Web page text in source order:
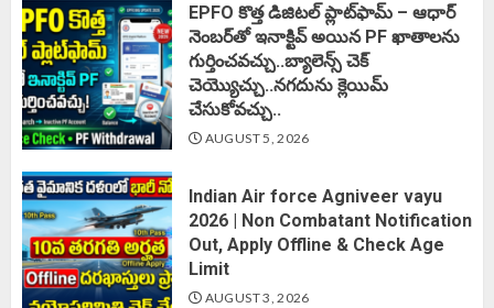
EPFO కొత్త డిజిటల్ ప్లాట్‌ఫామ్‌ – ఆధార్
నెంబర్‌తో ఇనాక్టివ్ అయిన PF ఖాతాలను
గుర్తించవచ్చు..బ్యాలెన్స్ చెక్
చెయ్యొచ్చు..నగదును క్లెయిమ్
చేసుకోవచ్చు..
AUGUST 5, 2026
Indian Air force Agniveer vayu
2026 | Non Combatant Notification
Out, Apply Offline & Check Age
Limit
AUGUST 3, 2026